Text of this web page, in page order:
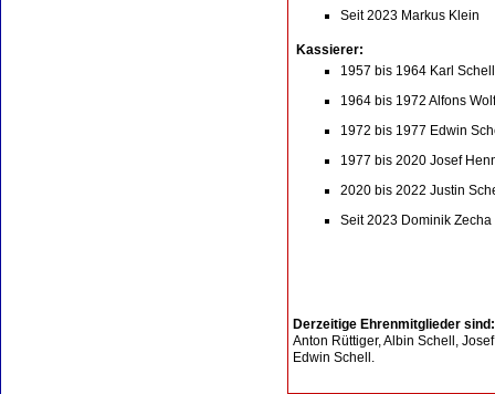
Seit 2023 Markus Klein
Kassierer:
1957 bis 1964 Karl Schell
1964 bis 1972 Alfons Wolf
1972 bis 1977 Edwin
1977 bis 2020 Josef
2020 bis 2022 Justin
Seit 2023 Dominik Zecha
Derzeitige Ehrenmitglieder
Anton Rüttiger, Albin Schell,
Edwin Schell.